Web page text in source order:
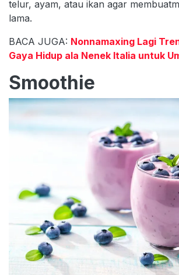
telur, ayam, atau ikan agar
lama.
BACA JUGA: Nonnamaxing Lagi
Gaya Hidup ala Nenek Italia untuk
Smoothie